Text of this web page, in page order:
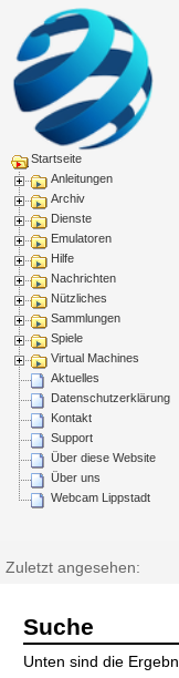
Startseite
Anleitungen
Archiv
Dienste
Emulatoren
Hilfe
Nachrichten
Nützliches
Sammlungen
Spiele
Virtual Machines
Aktuelles
Datenschutzerklärung
Kontakt
Support
Über diese Website
Über uns
Webcam Lippstadt
Zuletzt angesehen:
Suche
Unten sind die